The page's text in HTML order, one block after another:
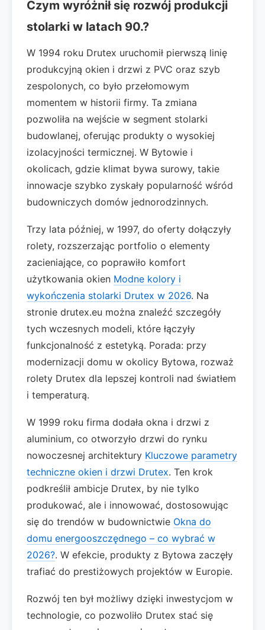
Czym wyróżnił się rozwój produkcji
stolarki w latach 90.?
W 1994 roku Drutex uruchomił pierwszą linię
produkcyjną okien i drzwi z PVC oraz szyb
zespolonych, co było przełomowym
momentem w historii firmy. Ta zmiana
pozwoliła na wejście w segment stolarki
budowlanej, oferując produkty o wysokiej
izolacyjności termicznej. W Bytowie i
okolicach, gdzie klimat bywa surowy, takie
innowacje szybko zyskały popularność wśród
budowniczych domów jednorodzinnych.
Trzy lata później, w 1997, do oferty dołączyły
rolety, rozszerzając portfolio o elementy
zacieniające, co poprawiło komfort
użytkowania okien Modne kolory i
wykończenia stolarki Drutex w 2026. Na
stronie drutex.eu można znaleźć szczegóły
tych wczesnych modeli, które łączyły
funkcjonalność z estetyką. Porada: przy
modernizacji domu w okolicy Bytowa, rozważ
rolety Drutex dla lepszej kontroli nad światłem
i temperaturą.
W 1999 roku firma dodała okna i drzwi z
aluminium, co otworzyło drzwi do rynku
nowoczesnej architektury Kluczowe parametry
techniczne okien i drzwi Drutex. Ten krok
podkreślił ambicje Drutex, by nie tylko
produkować, ale i innowować, dostosowując
się do trendów w budownictwie Okna do
domu energooszczędnego – co wybrać w
2026?. W efekcie, produkty z Bytowa zaczęły
trafiać do prestiżowych projektów w Europie.
Rozwój ten był możliwy dzięki inwestycjom w
technologie, co pozwoliło Drutex stać się